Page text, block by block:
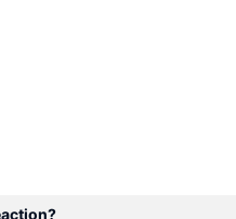
Birth Date: ఈ తేదీల్లో పుట్టినవారు